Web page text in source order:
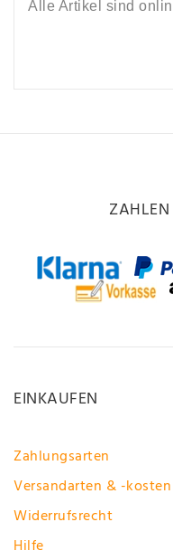
Alle Artikel sind
ZAHLEN
EINKAUFEN
Zahlungsarten
Versandarten & -kosten
Widerrufsrecht
Hilfe